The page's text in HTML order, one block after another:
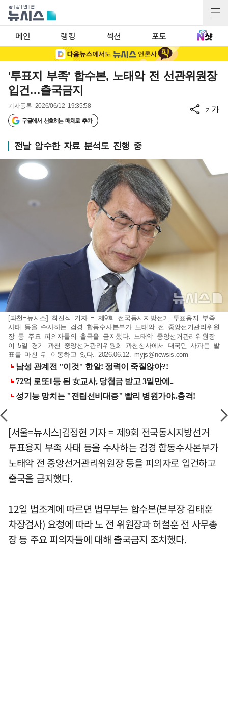
메인 랭킹 섹션 포토
'투표지 부족' 합수본, 노태악 전 선관위원장
입건…출국금지
기사등록 2026/06/12 19:35:58
구글에서 선호하는 매체로 추가
가가
전날 압수한 자료 분석도 진행 중
[과천=뉴시스] 최진석 기자 = 제9회 전국동시지방선거 투표용지 부족
사태 등을 수사하는 검경 합동수사본부가 노태악 전 중앙선거관리위원
장 등 주요 피의자들의 출국을 금지했다. 노태악 중앙선거관리위원장
이 5일 경기 과천 중앙선거관리위원회 과천청사에서 대국민 사과문 발
표를 마친 뒤 이동하고 있다. 2026.06.12. myjs@newsis.com
[서울=뉴시스]김정현 기자 = 제9회 전국동시지방선거
투표용지 부족 사태 등을 수사하는 검경 합동수사본부가
노태악 전 중앙선거관리위원장 등을 피의자로 입건하고
출국을 금지했다.
12일 법조계에 따르면 법무부는 합수본(본부장 김태훈
차장검사) 요청에 따라 노 전 위원장과 허철훈 전 사무총
장 등 주요 피의자들에 대해 출국금지 조치했다.